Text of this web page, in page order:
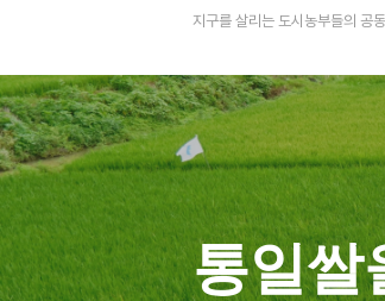
지구를 살리는 도시농부들의 공동
통일쌀